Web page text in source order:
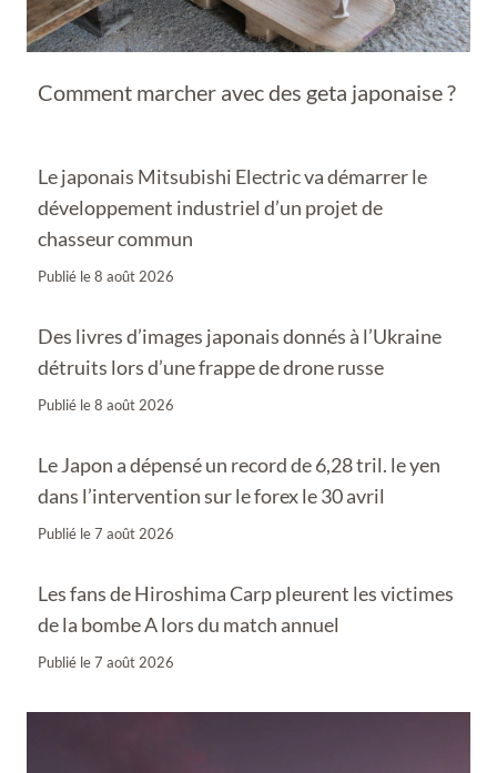
Comment marcher avec des geta japonaise ?
Le japonais Mitsubishi Electric va démarrer le
développement industriel d’un projet de
chasseur commun
Publié le8 août 2026
Des livres d’images japonais donnés à l’Ukraine
détruits lors d’une frappe de drone russe
Publié le8 août 2026
Le Japon a dépensé un record de 6,28 tril. le yen
dans l’intervention sur le forex le 30 avril
Publié le7 août 2026
Les fans de Hiroshima Carp pleurent les victimes
de la bombe A lors du match annuel
Publié le7 août 2026